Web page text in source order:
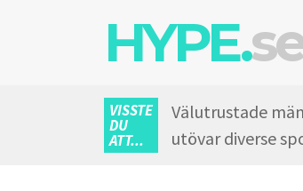
HYPE.
VISSTE
DU
ATT...
Välutrustade
utövar diverse